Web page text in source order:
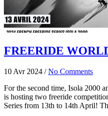
FREERIDE
10 Avr 2024 / No Comments
For the second time, Isola 2000
is hosting two freeride
Series from 13th to 14th April!